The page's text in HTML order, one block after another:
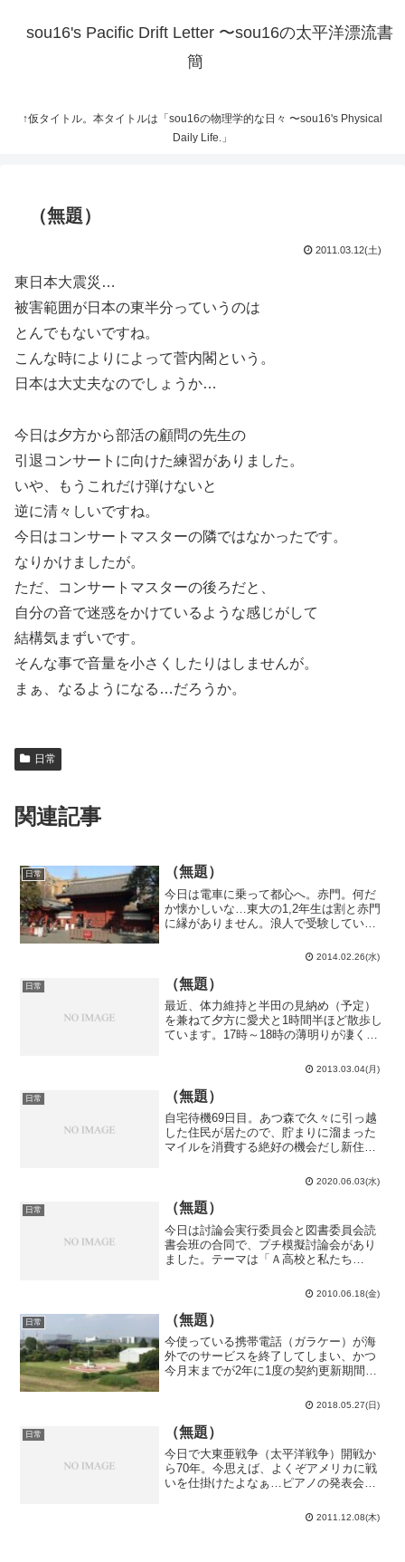
sou16's Pacific Drift Letter 〜sou16の太平洋漂流書
簡
↑仮タイトル。本タイトルは「sou16の物理学的な日々 〜sou16's Physical
Daily Life.」
（無題）
2011.03.12(土)
東日本大震災…
被害範囲が日本の東半分っていうのは
とんでもないですね。
こんな時によりによって菅内閣という。
日本は大丈夫なのでしょうか…
今日は夕方から部活の顧問の先生の
引退コンサートに向けた練習がありました。
いや、もうこれだけ弾けないと
逆に清々しいですね。
今日はコンサートマスターの隣ではなかったです。
なりかけましたが。
ただ、コンサートマスターの後ろだと、
自分の音で迷惑をかけているような感じがして
結構気まずいです。
そんな事で音量を小さくしたりはしませんが。
まぁ、なるようになる…だろうか。
日常
関連記事
日常 （無題）
今日は電車に乗って都心へ。赤門。何だ
か懐かしいな…東大の1,2年生は割と赤門
に縁がありません。浪人で受験している
ましたが、警備が厳しそうだったので止
めました。では、何の為にここまで来た
のかって？ロードバイ...
2014.02.26(水)
日常 （無題）
最近、体力維持と半田の見納め（予定）
を兼ねて夕方に愛犬と1時間半ほど散歩し
ています。17時～18時の薄明りが凄く好
滅多に歩いた事のない裏路地を歩くと郷
愁と言うか、何と言うか、何とも言い難
い気持ちになります...
2013.03.04(月)
日常 （無題）
自宅待機69日目。あつ森で久々に引っ越
した住民が居たので、貯まりに溜まった
マイルを消費する絶好の機会だし新住民
か！と6月の魚や虫の捕獲も兼ねて意気
揚々と離島巡りに繰り出したのですが、
僅か5島目で当初の厳選対...
2020.06.03(水)
日常 （無題）
今日は討論会実行委員会と図書委員会読
書会班の合同で、プチ模擬討論会があり
ました。テーマは「Ａ高校と私たち
た。こういう討論、話し合い、努力の下
にＡ高校の自由は保持されているのだ
な…一年生は初の弦楽セレナ...
2010.06.18(金)
日常 （無題）
今使っている携帯電話（ガラケー）が海
外でのサービスを終了してしまい、かつ
今月末までが2年に1度の契約更新期間な
ました。という訳で松戸駅前の店舗へ。
口車に乗せられて変なプランを契約させ
られないよう入念に下調...
2018.05.27(日)
日常 （無題）
今日で大東亜戦争（太平洋戦争）開戦か
ら70年。今思えば、よくぞアメリカに戦
いを仕掛けたよなぁ…ピアノの発表会の
成23年12月24日(土) 開場13:10、開演
13:30・場所 ゆめたろうプラザ（武豊町
2011.12.08(木)